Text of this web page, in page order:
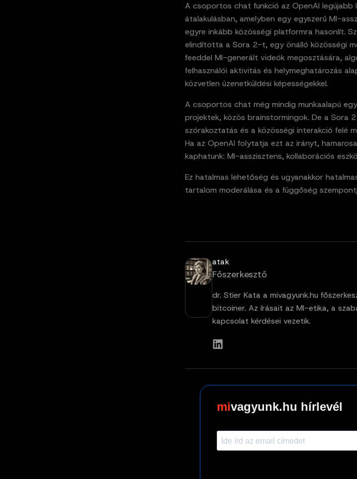
A csoportos chat funkció az OpenAI legújabb
átalakulásban, amelyben egy egyszerű MI-
egyre inkább közösségi platformra hasonlít.
elindította a Sora 2-t, egy önálló közösségi
feeddel MI-generált videók megosztására,
felhasználói aktivitás és helymeghatározás
közvetlen üzenetküldési képességekkel.
A csoportos chat még mindig munkaalapú
projektek, közös brainstormingok. De a Sora
szórakoztatás és a közösségi interakció felé
Ha az OpenAI folytatja ezt az irányt,
kaphatunk: MI-asszisztens, kollaborációs
Ez hatalmas lehetőség és ugyanakkor
tartalom moderálása és a függőség
atak
Főszerkesztő
dr. Stier Kata a mivagyunk.hu
bitcoiner. Az írásait az MI-etika, a
kapcsolat kérdései vezetik.
vagyunk.hu hírlevél